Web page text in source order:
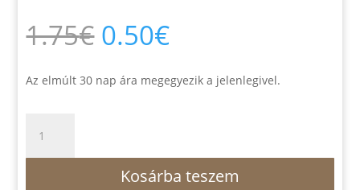
1.75€ Original
price
was:
1.75€.
0.50€Current
is:
0.50€.
Az elmúlt 30 nap ára megegyezik a jelenlegivel.
Élet
naptár
Kosárba teszem